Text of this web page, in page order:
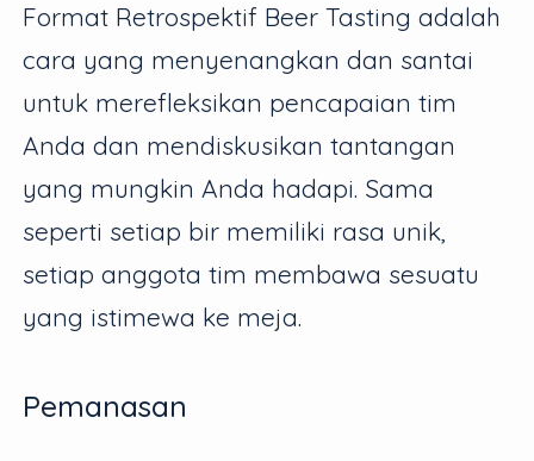
Format Retrospektif Beer Tasting adalah
cara yang menyenangkan dan santai
untuk merefleksikan pencapaian tim
Anda dan mendiskusikan tantangan
yang mungkin Anda hadapi. Sama
seperti setiap bir memiliki rasa unik,
setiap anggota tim membawa sesuatu
yang istimewa ke meja.
Pemanasan